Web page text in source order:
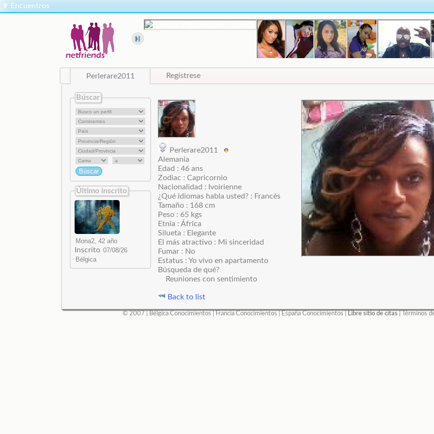
▼ Encuentros
Perlerare2011 Regístrese
Búscar
Último inscrito
Inscrito
Perlerare2011
Alemania
Edad : 46 ans
Zodiac : Capricornio
Nacionalidad : Ivoirienne
¿Qué idiomas habla usted? : Francés
Tamaño : 168 cm
Peso : 65 kgs
Etnia : África
Silueta : Elegante
El más atractivo : Mi sinceridad
Fumar : No
Estatus : Yo vivo en apartamento
Búsqueda de qué?
Reuniones con sentimiento
Back to list
© 2007 | Bélgica Conocimientos Francia Conocimientos España Conocimientos Libre sitio de citas Términos